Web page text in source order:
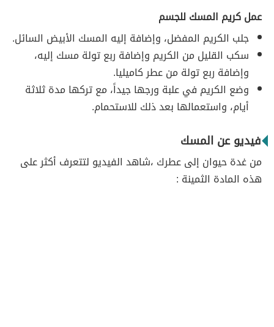
عمل كريم المسك للجسم
جلب الكريم المفضل، وإضافة إليه المسك الأبيض السائل.
سكب القليل من الكريم وإضافة ربع تولة مسك إليه،
وإضافة ربع تولة من عطر كاميليا.
وضع الكريم في علبة ورجها جيداً، مع تركها مدة ثلاثة
أيام، واستعمالها بعد ذلك للاستحمام.
فيديو عن المسك
من غدة حيوان إلى عطرك ،شاهد الفيديو لتتعرف أكثر على
هذه المادة الثمينة :